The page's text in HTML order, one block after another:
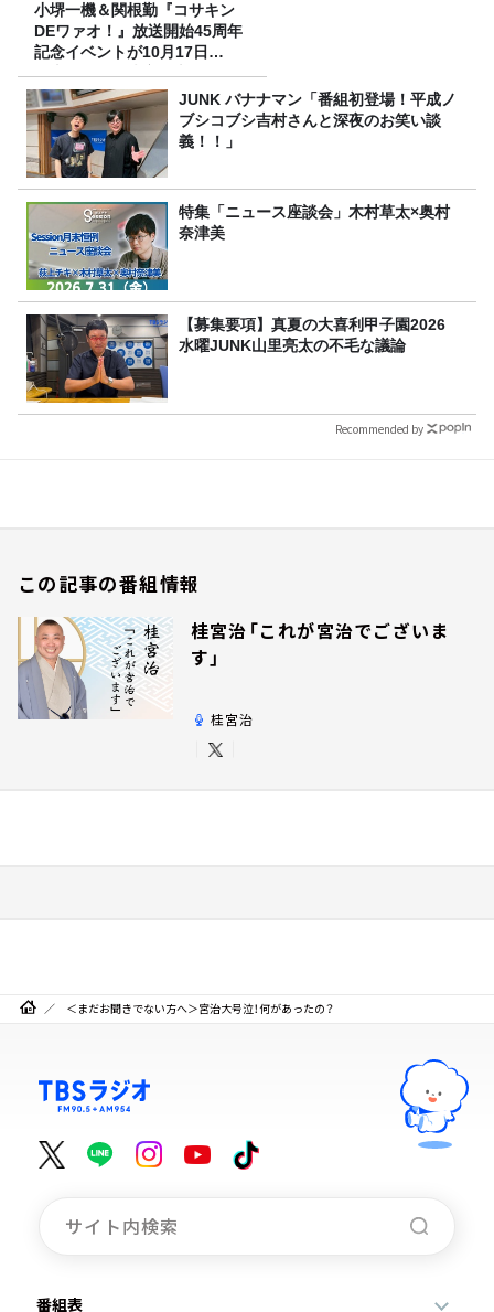
小堺一機＆関根勤『コサキン
DEワァオ！』放送開始45周年
記念イベントが10月17日
（土）に開催決定！本日より
FC先行受付スタート！JUNK バナナマン「番組初登場！平成ノ
ブシコブシ吉村さんと深夜のお笑い談
義！！」
特集「ニュース座談会」木村草太×奥村
奈津美
【募集要項】真夏の大喜利甲子園2026
水曜JUNK山里亮太の不毛な議論
Recommended by
この記事の番組情報
桂宮治「これが宮治でございま
す」
桂宮治
＜まだお聞きでない方へ＞宮治大号泣！何があったの？
番組表